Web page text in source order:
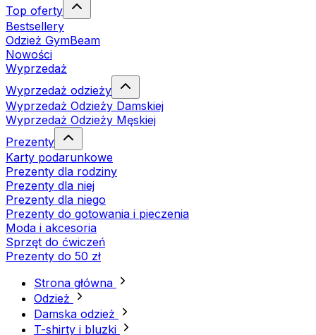
Top oferty
Bestsellery
Odzież GymBeam
Nowości
Wyprzedaż
Wyprzedaż odzieży
Wyprzedaż Odzieży Damskiej
Wyprzedaż Odzieży Męskiej
Prezenty
Karty podarunkowe
Prezenty dla rodziny
Prezenty dla niej
Prezenty dla niego
Prezenty do gotowania i pieczenia
Moda i akcesoria
Sprzęt do ćwiczeń
Prezenty do 50 zł
Strona główna
Odzież
Damska odzież
T-shirty i bluzki